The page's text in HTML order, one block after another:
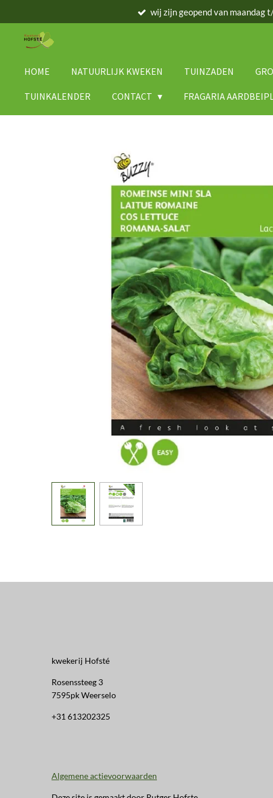
direct
hoofdinhoud
wij zijn geopend van
HOME NATUURLIJK KWEKEN TUINZADEN
TUINKALENDER CONTACT FRAGARIA
kwekerij Hofsté
Rosenssteeg 3
7595pk Weerselo
+31 613202325
Algemene actievoorwaarden